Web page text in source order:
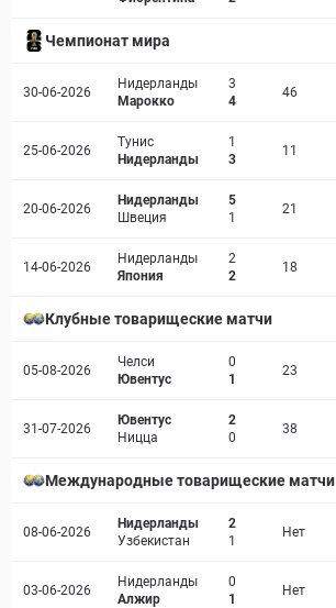
Чемпионат мира
30-06-2026
Нидерланды
Марокко
3
4
46
25-06-2026
Тунис
Нидерланды
1
3
11
20-06-2026
Нидерланды
Швеция
5
1
21
14-06-2026
Нидерланды
Япония
2
2
18
Клубные товарищеские матчи
05-08-2026
Челси
Ювентус
0
1
23
31-07-2026
Ювентус
Ницца
2
0
38
Международные товарищеские матчи
08-06-2026
Нидерланды
Узбекистан
2
1
Нет
03-06-2026
Нидерланды
Алжир
0
1
Нет